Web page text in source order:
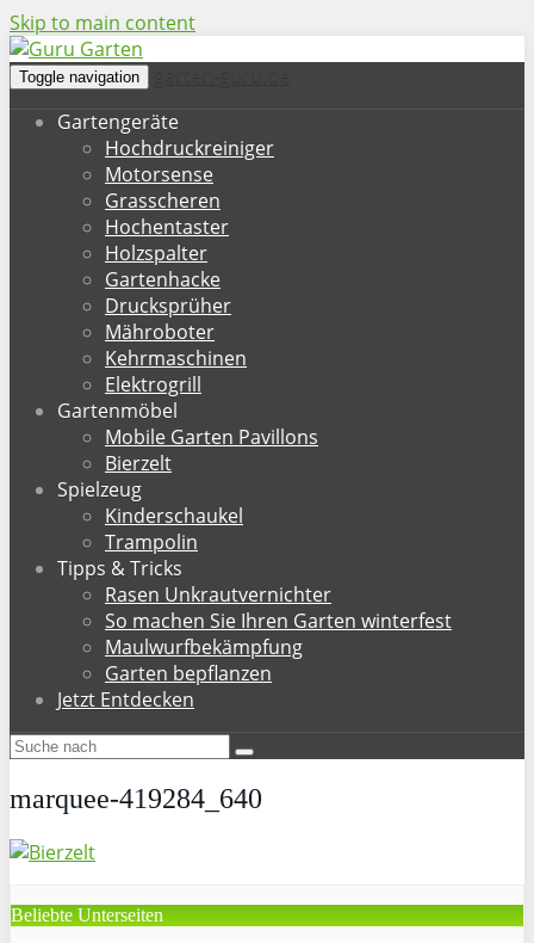
Skip to main content
Toggle navigation
Gartengeräte
Hochdruckreiniger
Motorsense
Grasscheren
Hochentaster
Holzspalter
Gartenhacke
Drucksprüher
Mähroboter
Kehrmaschinen
Elektrogrill
Gartenmöbel
Mobile Garten Pavillons
Bierzelt
Spielzeug
Kinderschaukel
Trampolin
Tipps & Tricks
Rasen Unkrautvernichter
So machen Sie Ihren Garten winterfest
Maulwurfbekämpfung
Garten bepflanzen
Jetzt Entdecken
marquee-419284_640
Beliebte Unterseiten